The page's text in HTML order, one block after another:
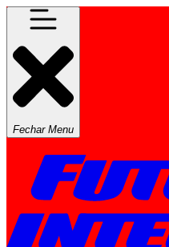
Fechar Menu